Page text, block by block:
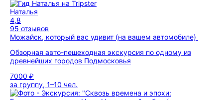
Наталья
4,8
95 отзывов
Можайск, который вас удивит (на вашем автомобиле)
Обзорная авто-пешеходная экскурсия по одному из
древнейших городов Подмосковья
7000 ₽
за группу, 1–10 чел.